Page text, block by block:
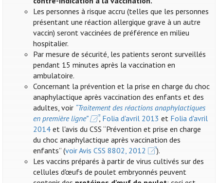
Les personnes à risque accru (telles que les personnes
présentant une réaction allergique grave à un autre
vaccin) seront vaccinées de préférence en milieu
hospitalier.
Par mesure de sécurité, les patients seront surveillés
pendant 15 minutes après la vaccination en
ambulatoire.
Concernant la prévention et la prise en charge du choc
anaphylactique après vaccination des enfants et des
adultes, voir “Traitement des réactions anaphylactiques
en première ligne”
, Folia d'avril 2013 et Folia d'avril
2014 et l'avis du CSS “Prévention et prise en charge
du choc anaphylactique après vaccination des
enfants” (voir Avis CSS 8802, 2012
).
Les vaccins préparés à partir de virus cultivés sur des
cellules d'œufs de poulet embryonnés peuvent